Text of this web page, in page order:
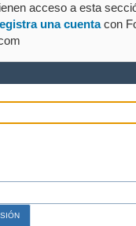
acceso a esta
una cuentacon